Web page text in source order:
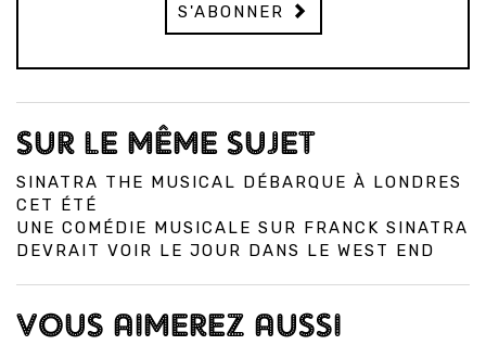
S'ABONNER
SUR LE MÊME SUJET
SINATRA THE MUSICAL DÉBARQUE À LONDRES
CET ÉTÉ
UNE COMÉDIE MUSICALE SUR FRANCK SINATRA
DEVRAIT VOIR LE JOUR DANS LE WEST END
VOUS AIMEREZ AUSSI